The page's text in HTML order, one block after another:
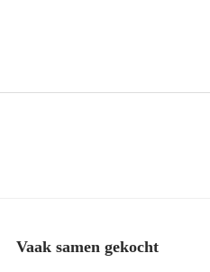
Vaak samen gekocht